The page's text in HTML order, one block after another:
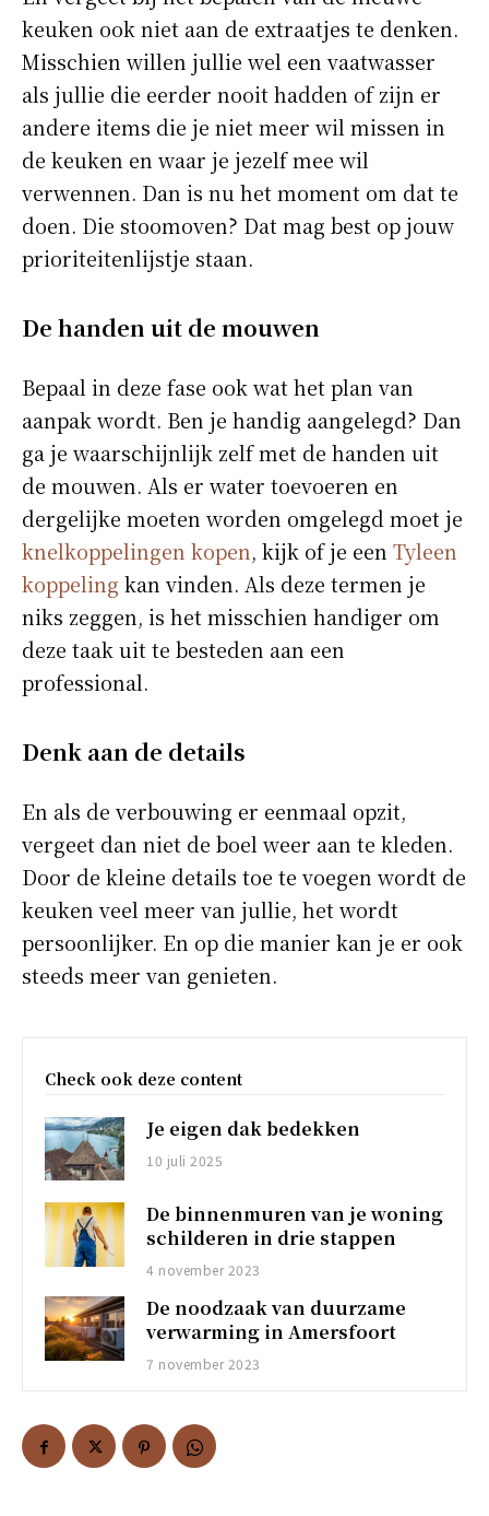
keuken ook niet aan de extraatjes te denken.
Misschien willen jullie wel een vaatwasser
als jullie die eerder nooit hadden of zijn er
andere items die je niet meer wil missen in
de keuken en waar je jezelf mee wil
verwennen. Dan is nu het moment om dat te
doen. Die stoomoven? Dat mag best op jouw
prioriteitenlijstje staan.
De handen uit de mouwen
Bepaal in deze fase ook wat het plan van
aanpak wordt. Ben je handig aangelegd? Dan
ga je waarschijnlijk zelf met de handen uit
de mouwen. Als er water toevoeren en
dergelijke moeten worden omgelegd moet je
knelkoppelingen kopen, kijk of je een Tyleen
koppeling kan vinden. Als deze termen je
niks zeggen, is het misschien handiger om
deze taak uit te besteden aan een
professional.
Denk aan de details
En als de verbouwing er eenmaal opzit,
vergeet dan niet de boel weer aan te kleden.
Door de kleine details toe te voegen wordt de
keuken veel meer van jullie, het wordt
persoonlijker. En op die manier kan je er ook
steeds meer van genieten.
Check ook deze content
Je eigen dak bedekken
10 juli 2025
De binnenmuren van je woning
schilderen in drie stappen
4 november 2023
De noodzaak van duurzame
verwarming in Amersfoort
7 november 2023